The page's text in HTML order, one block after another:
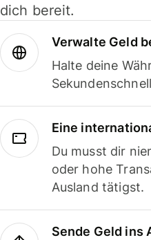
dich bereit.
Verwalte Geld
Halte deine
Eine
Du musst dir
oder hohe
Ausland tätigst.
Sende Geld ins